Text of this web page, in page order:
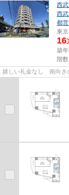
西
西
都
東
16
築
階
嬉しい礼金なし 南向